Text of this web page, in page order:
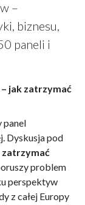
–
biznesu,
paneli i
jak zatrzymać
panel
Dyskusja pod
zatrzymać
problem
perspektyw
z całej Europy